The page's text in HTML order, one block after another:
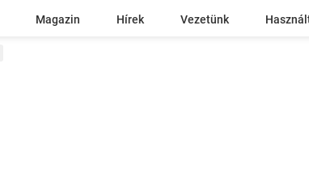
Magazin Hírek Vezetünk